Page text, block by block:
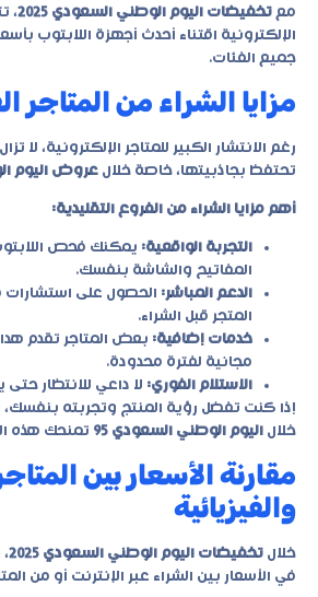
مع تخفيضات اليوم الوطني السعودي 2025
،
الإلكترونية اقتناء أحدث أجهزة اللابتوب
جميع الفئات.
مزايا الشراء من المتاجر
رغم الانتشار الكبير للمتاجر الإلكترونية، لا
تحتفظ بجاذبيتها، خاصة خلال عروض اليوم
أهم مزايا الشراء من الفروع التقليدية:
التجربة الواقعية: يمكنك فحص
المفاتيح والشاشة بنفسك.
الدعم المباشر: الحصول على
المتجر قبل الشراء.
خدمات إضافية: بعض المتاجر تقدم
مجانية لفترة محدودة.
الاستلام الفوري: لا داعي للانتظار
إذا كنت تفضل رؤية المنتج وتجربته بنفسك،
خلال اليوم الوطني السعودي 95 تمنحك هذه
مقارنة الأسعار بين
والفيزيائية
خلال تخفيضات اليوم الوطني السعودي 2025
في الأسعار بين الشراء عبر الإنترنت أو من